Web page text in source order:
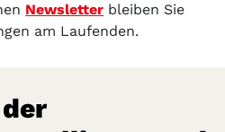
Newsletter bleiben Sie
am Laufenden.